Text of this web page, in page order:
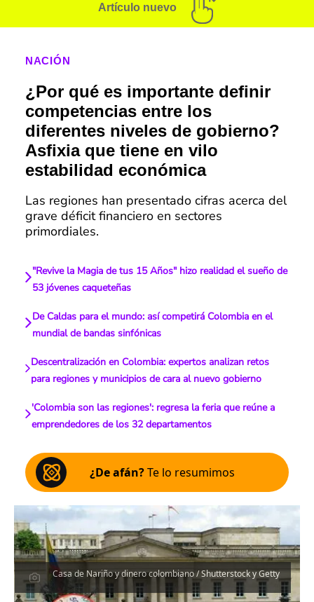
Artículo nuevo
NACIÓN
¿Por qué es importante definir
competencias entre los
diferentes niveles de gobierno?
Asfixia que tiene en vilo
estabilidad económica
Las regiones han presentado cifras acerca del
grave déficit financiero en sectores
primordiales.
"Revive la Magia de tus 15 Años" hizo realidad el sueño de
53 jóvenes caqueteñas
De Caldas para el mundo: así competirá Colombia en el
mundial de bandas sinfónicas
Descentralización en Colombia: expertos analizan retos
para regiones y municipios de cara al nuevo gobierno
'Colombia son las regiones': regresa la feria que reúne a
emprendedores de los 32 departamentos
¿De afán?Te lo resumimos
Casa de Nariño y dinero colombiano / Shutterstock y Getty